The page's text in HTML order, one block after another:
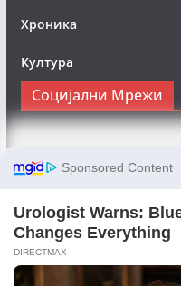
Хроника
Култура
Социјални Мрежи
Следете нè на Фејсбук